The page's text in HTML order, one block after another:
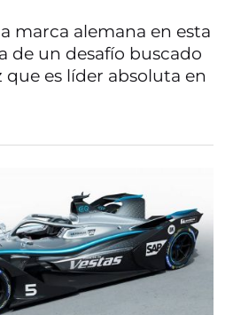
marca alemana en esta
de un desafío buscado
es líder absoluta en